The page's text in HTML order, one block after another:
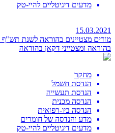
מדעים דיגיטליים להיי-טק
15.03.2021
מורים מצטיינים בהוראה לשנת תש"ף
בהוראה ומצטייני דקאן בהוראה
מחקר
הנדסת חשמל
הנדסת תעשייה
הנדסה מכנית
הנדסה ביו-רפואית
מדע והנדסה של חומרים
מדעים דיגיטליים להיי-טק